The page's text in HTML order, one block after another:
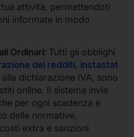
attività, permettendoti
informate in modo
Ordinari: Tutti gli obblighi
dei redditi, instastat
dichiarazione IVA, sono
online. Il sistema invia
per ogni scadenza e
delle normative,
extra e sanzioni